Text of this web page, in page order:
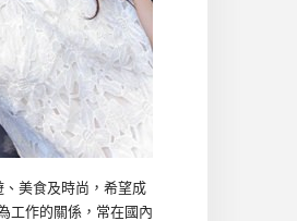
美食及時尚，希望成
工作的關係，常在國內